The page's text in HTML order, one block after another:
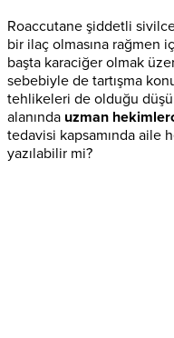
Roaccutane şiddetli
bir ilaç olmasına rağmen
başta karaciğer olmak
sebebiyle de tartışma
tehlikeleri de olduğu
alanında uzman
tedavisi kapsamında aile
yazılabilir mi?